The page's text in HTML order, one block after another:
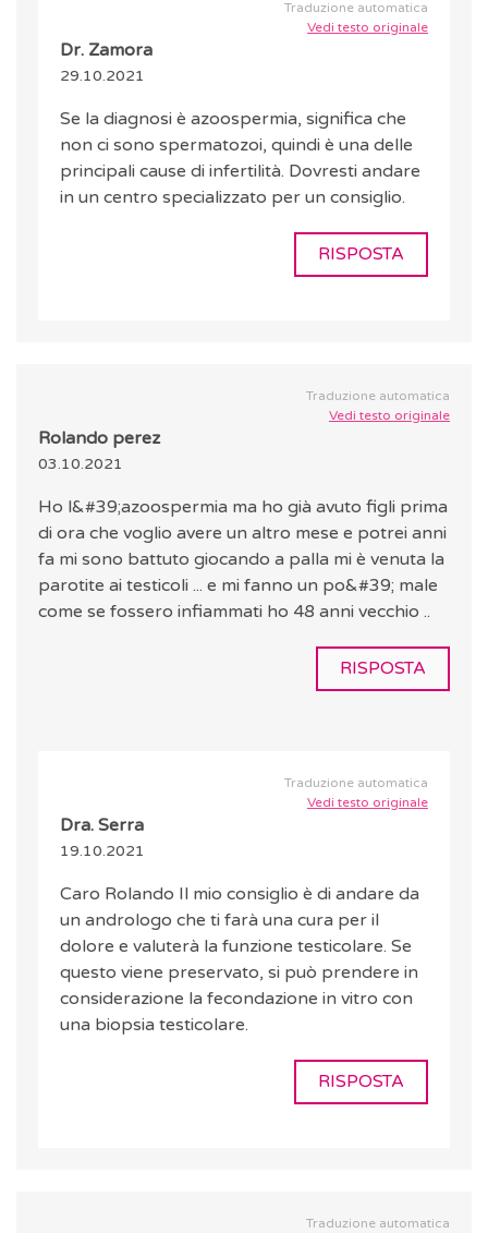
Traduzione automatica
Vedi testo originale
Dr. Zamora
29.10.2021
Se la diagnosi è azoospermia, significa che
non ci sono spermatozoi, quindi è una delle
principali cause di infertilità. Dovresti andare
in un centro specializzato per un consiglio.
RISPOSTA
Traduzione automatica
Vedi testo originale
Rolando perez
03.10.2021
Ho l&#39;azoospermia ma ho già avuto figli prima
di ora che voglio avere un altro mese e potrei anni
fa mi sono battuto giocando a palla mi è venuta la
parotite ai testicoli ... e mi fanno un po&#39; male
come se fossero infiammati ho 48 anni vecchio ..
RISPOSTA
Traduzione automatica
Vedi testo originale
Dra. Serra
19.10.2021
Caro Rolando Il mio consiglio è di andare da
un andrologo che ti farà una cura per il
dolore e valuterà la funzione testicolare. Se
questo viene preservato, si può prendere in
considerazione la fecondazione in vitro con
una biopsia testicolare.
RISPOSTA
Traduzione automatica